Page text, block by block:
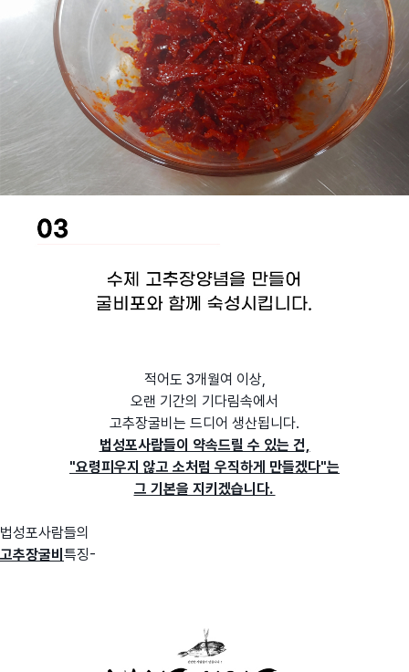
적어도 3개월여 이상,
오랜 기간의 기다림속에서
고추장굴비는 드디어 생산됩니다.
법성포사람들이 약속드릴 수 있는 건,
"요령피우지 않고 소처럼 우직하게 만들겠다"는
그 기본을 지키겠습니다.
법성포사람들의
고추장굴비 특징-